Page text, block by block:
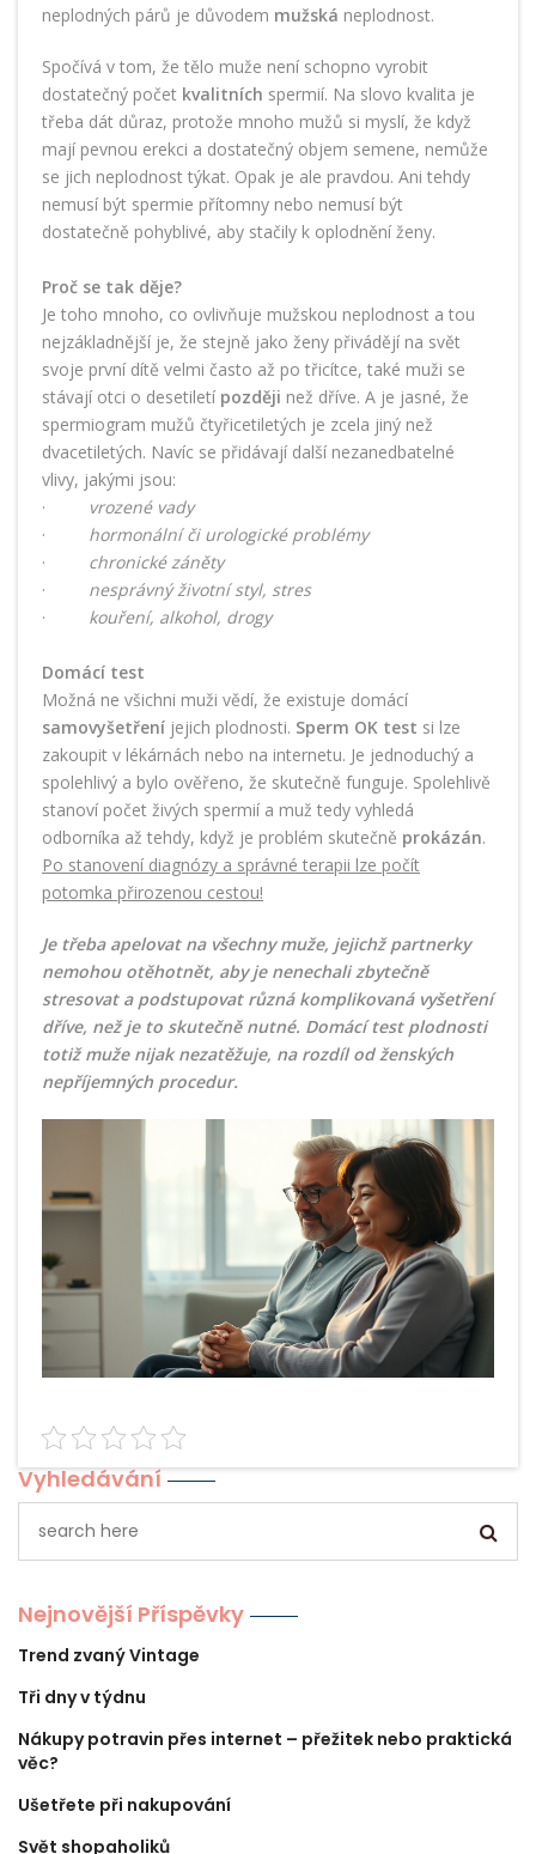
neplodných párů je důvodem mužská neplodnost.
Spočívá v tom, že tělo muže není schopno vyrobit
dostatečný počet kvalitních spermií. Na slovo kvalita je
třeba dát důraz, protože mnoho mužů si myslí, že když
mají pevnou erekci a dostatečný objem semene, nemůže
se jich neplodnost týkat. Opak je ale pravdou. Ani tehdy
nemusí být spermie přítomny nebo nemusí být
dostatečně pohyblivé, aby stačily k oplodnění ženy.
Proč se tak děje?
Je toho mnoho, co ovlivňuje mužskou neplodnost a tou
nejzákladnější je, že stejně jako ženy přivádějí na svět
svoje první dítě velmi často až po třicítce, také muži se
stávají otci o desetiletí později než dříve. A je jasné, že
spermiogram mužů čtyřicetiletých je zcela jiný než
dvacetiletých. Navíc se přidávají další nezanedbatelné
vlivy, jakými jsou:
·
vrozené vady
· hormonální či urologické problémy
· chronické záněty
· nesprávný životní styl, stres
· kouření, alkohol, drogy
Domácí test
Možná ne všichni muži vědí, že existuje domácí
samovyšetření jejich plodnosti. Sperm OK test si lze
zakoupit v lékárnách nebo na internetu. Je jednoduchý a
spolehlivý a bylo ověřeno, že skutečně funguje. Spolehlivě
stanoví počet živých spermií a muž tedy vyhledá
odborníka až tehdy, když je problém skutečně prokázán.
Po stanovení diagnózy a správné terapii lze počít
potomka přirozenou cestou!
Je třeba apelovat na všechny muže, jejichž partnerky
nemohou otěhotnět, aby je nenechali zbytečně
stresovat a podstupovat různá komplikovaná vyšetření
dříve, než je to skutečně nutné. Domácí test plodnosti
totiž muže nijak nezatěžuje, na rozdíl od ženských
nepříjemných procedur.
Vyhledávání
Nejnovější Příspěvky
Trend zvaný Vintage
Tři dny v týdnu
Nákupy potravin přes internet – přežitek nebo praktická
věc?
Ušetřete při nakupování
Svět shopaholiků